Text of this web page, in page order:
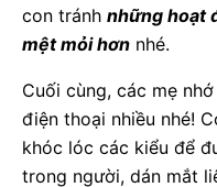
con tránh những hoạt
mệt mỏi hơn nhé.
Cuối cùng, các mẹ
điện thoại nhiều nhé!
khóc lóc các kiểu để
trong người, dán mắt